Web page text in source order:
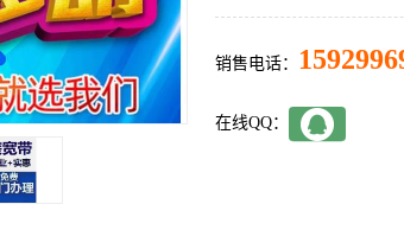
销售电话：
在线QQ：